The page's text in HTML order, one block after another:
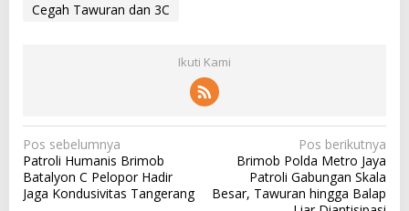
Cegah Tawuran dan 3C
Ikuti Kami
N
a
v
Pos sebelumnya
Patroli Humanis Brimob
Batalyon C Pelopor Hadir
Jaga Kondusivitas Tangerang
Pos berikutnya
Brimob Polda Metro Jaya
Patroli Gabungan Skala
Besar, Tawuran hingga Balap